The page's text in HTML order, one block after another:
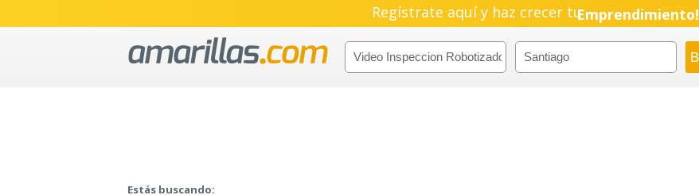
Regístrate aquí y haz crecer tuEmprendimiento!
Estás buscando: